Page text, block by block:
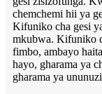
chemchemi hii ya
Kifuniko cha gesi
mkubwa. Kifuniko
fimbo, ambayo
hayo, gharama ya
gharama ya